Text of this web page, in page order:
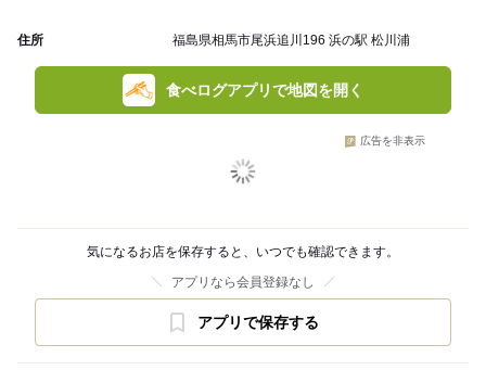
住所 福島県相馬市尾浜追川196 浜の駅 松川浦
食べログアプリで地図を開く
広告を非表示
気になるお店を保存すると、いつでも確認できます。
アプリなら会員登録なし
アプリで保存する